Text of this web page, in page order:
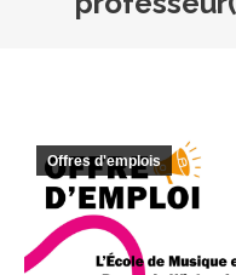
Offres d'emplois